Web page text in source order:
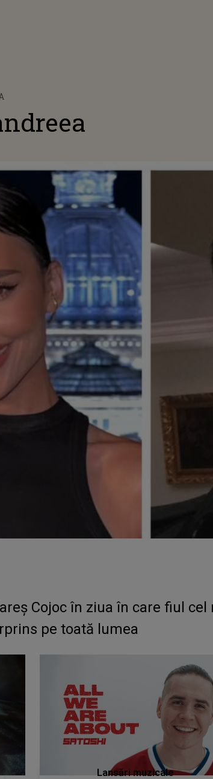
Cojoc în ziua în care fiul
pe toată lumea
Lansări muzicale